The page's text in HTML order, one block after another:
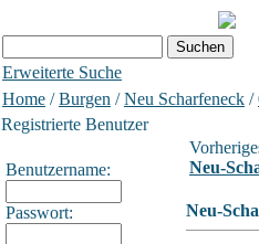
Erweiterte Suche
Home /Burgen /Neu Scharfeneck /
Registrierte Benutzer
Benutzername:
Passwort:
Neu-
Neu-